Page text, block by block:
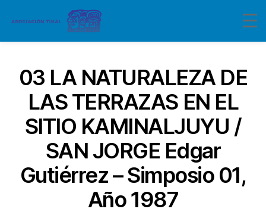
03 LA NATURALEZA DE
LAS TERRAZAS EN EL
SITIO KAMINALJUYU /
SAN JORGE Edgar
Gutiérrez – Simposio 01,
Año 1987